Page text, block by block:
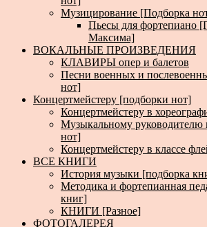
Музицирование [Подборка
Пьесы для фортепиано
Максима]
ВОКАЛЬНЫЕ ПРОИЗВЕДЕНИЯ
КЛАВИРЫ опер и балетов
Песни военных и
нот]
Концертмейстеру [подборки нот]
Концертмейстеру в
Музыкальному
нот]
Концертмейстеру в классе
ВСЕ КНИГИ
История музыки [подборка
Методика и фортепианная
книг]
КНИГИ [Разное]
ФОТОГАЛЕРЕЯ